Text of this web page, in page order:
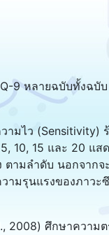
9 หลายฉบับทั้งฉบับ
ามไว (Sensitivity)
10, 15 และ 20 แส
ตามลำดับ นอกจากจ
ามรุนแรงของภาวะ
2008) ศึกษาความต